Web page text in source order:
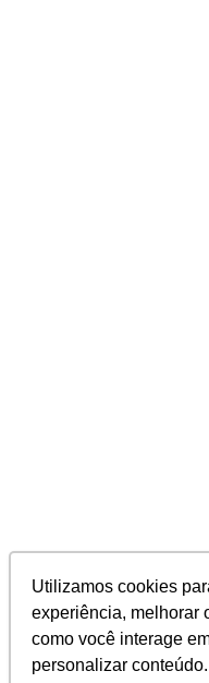
Utilizamos cookies
experiência, melhorar
como você interage
personalizar conteúdo.